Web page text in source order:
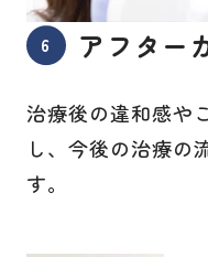
アフター
治療後の違和感や
し、今後の治療の
す。